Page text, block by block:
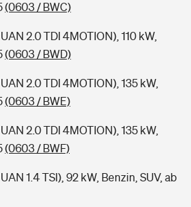
(0603 / BWC)
2.0 TDI 4MOTION), 110 kW,
(0603 / BWD)
2.0 TDI 4MOTION), 135 kW,
(0603 / BWE)
2.0 TDI 4MOTION), 135 kW,
(0603 / BWF)
1.4 TSI), 92 kW, Benzin, SUV, ab